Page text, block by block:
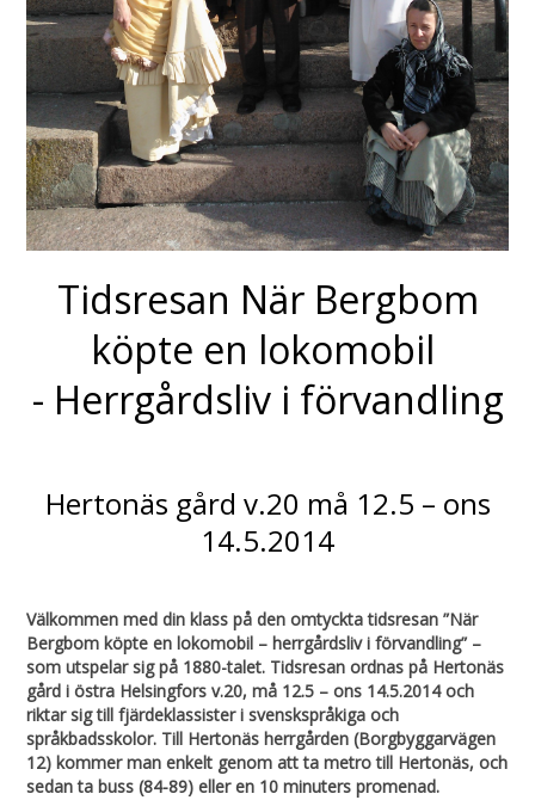
Tidsresan När Bergbom
köpte en lokomobil
- Herrgårdsliv i förvandling
Hertonäs gård v.20 må 12.5 – ons
14.5.2014
Välkommen med din klass på den omtyckta tidsresan ”När
Bergbom köpte en lokomobil – herrgårdsliv i förvandling” –
som utspelar sig på 1880-talet. Tidsresan ordnas på Hertonäs
gård i östra Helsingfors v.20, må 12.5 – ons 14.5.2014 och
riktar sig till fjärdeklassister i svenskspråkiga och
språkbadsskolor. Till Hertonäs herrgården (Borgbyggarvägen
12) kommer man enkelt genom att ta metro till Hertonäs, och
sedan ta buss (84-89) eller en 10 minuters promenad.